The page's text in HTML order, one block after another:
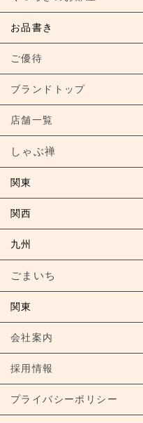
お品書き
ご優待
ブランドトップ
店舗一覧
しゃぶ禅
関東
関西
九州
ごまいち
関東
会社案内
採用情報
プライバシーポリシー